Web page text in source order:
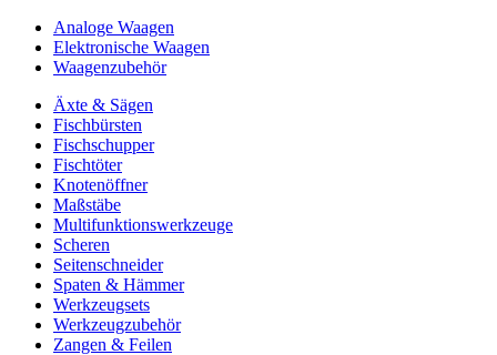
Analoge Waagen
Elektronische Waagen
Waagenzubehör
Äxte & Sägen
Fischbürsten
Fischschupper
Fischtöter
Knotenöffner
Maßstäbe
Multifunktionswerkzeuge
Scheren
Seitenschneider
Spaten & Hämmer
Werkzeugsets
Werkzeugzubehör
Zangen & Feilen